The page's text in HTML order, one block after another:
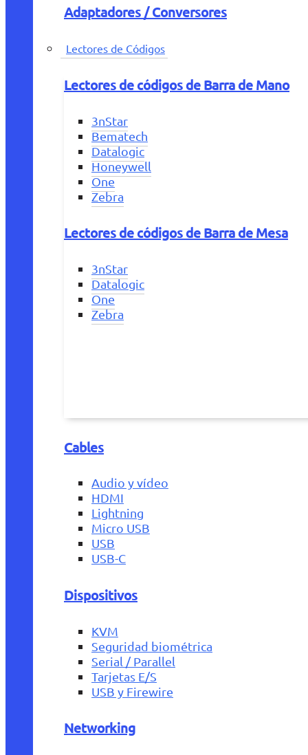
Adaptadores / Conversores
Lectores de Códigos
Lectores de códigos de Barra de Mano
3nStar
Bematech
Datalogic
Honeywell
One
Zebra
Lectores de códigos de Barra de Mesa
3nStar
Datalogic
One
Zebra
Cables
Audio y vídeo
HDMI
Lightning
Micro USB
USB
USB-C
Dispositivos
KVM
Seguridad biométrica
Serial / Parallel
Tarjetas E/S
USB y Firewire
Networking